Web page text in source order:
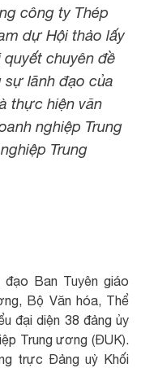
công ty Thép
dự Hội thảo lấy
chuyên đề
lãnh đạo của
thực hiện văn
nghiệp Trung
Trung
Ban Tuyên giáo
Bộ Văn hóa, Thể
đại diện 38 đảng ủy
Trung ương (ĐUK).
trực Đảng uỷ Khối